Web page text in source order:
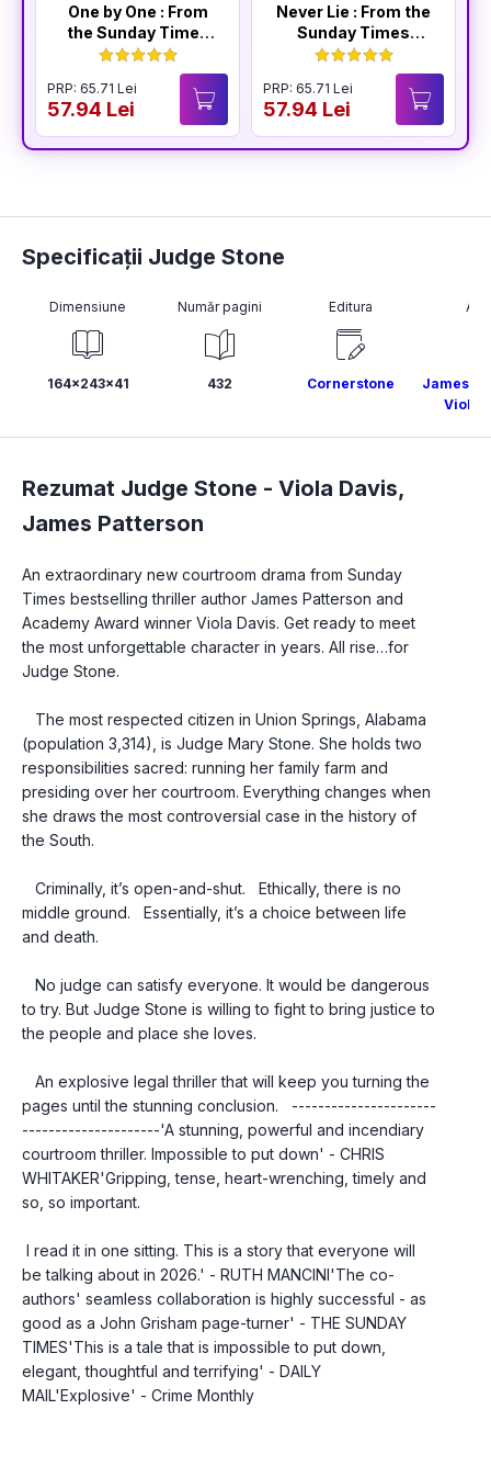
One by One : From
the Sunday Times
Bestselling Author
of The Housemaid
PRP: 65.71 Lei
57.94 Lei
Never Lie : From the
Sunday Times
Bestselling Author
of The Housemaid
PRP: 65.71 Lei
57.94 Lei
Specificații Judge Stone
Dimensiune
164x243x41
Număr pagini
432
Editura
Cornerstone
James
Viola
Rezumat Judge Stone - Viola Davis,
James Patterson
An extraordinary new courtroom drama from Sunday
Times bestselling thriller author James Patterson and
Academy Award winner Viola Davis. Get ready to meet
the most unforgettable character in years. All rise…for
Judge Stone.
(population 3,314), is Judge Mary Stone. She holds two
responsibilities sacred: running her family farm and
presiding over her courtroom. Everything changes when
she draws the most controversial case in the history of
the South.
middle ground.   Essentially, it’s a choice between life
and death.
to try. But Judge Stone is willing to fight to bring justice to
the people and place she loves.
pages until the stunning conclusion.   ----------------------
---------------------'A stunning, powerful and incendiary
courtroom thriller. Impossible to put down' - CHRIS
WHITAKER'Gripping, tense, heart-wrenching, timely and
so, so important.
be talking about in 2026.' - RUTH MANCINI'The co-
authors' seamless collaboration is highly successful - as
good as a John Grisham page-turner' - THE SUNDAY
TIMES'This is a tale that is impossible to put down,
elegant, thoughtful and terrifying' - DAILY
MAIL'Explosive' - Crime Monthly